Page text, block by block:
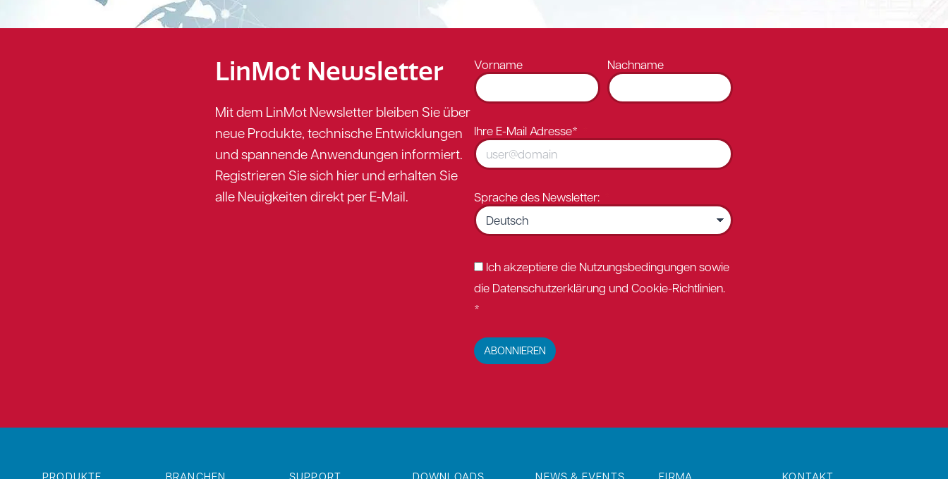
LinMot Newsletter
Mit dem LinMot Newsletter bleiben Sie über
neue Produkte, technische Entwicklungen
und spannende Anwendungen informiert.
Registrieren Sie sich hier und erhalten Sie
alle Neuigkeiten direkt per E-Mail.
Vorname Nachname
Ihre E-Mail Adresse*
Sprache des Newsletter:
Ich akzeptiere die Nutzungsbedingungen sowie
die Datenschutzerklärung und Cookie-Richtlinien.
*
ABONNIEREN
PRODUKTE BRANCHEN SUPPORT DOWNLOADS NEWS & EVENTS FIRMA KONTAKT